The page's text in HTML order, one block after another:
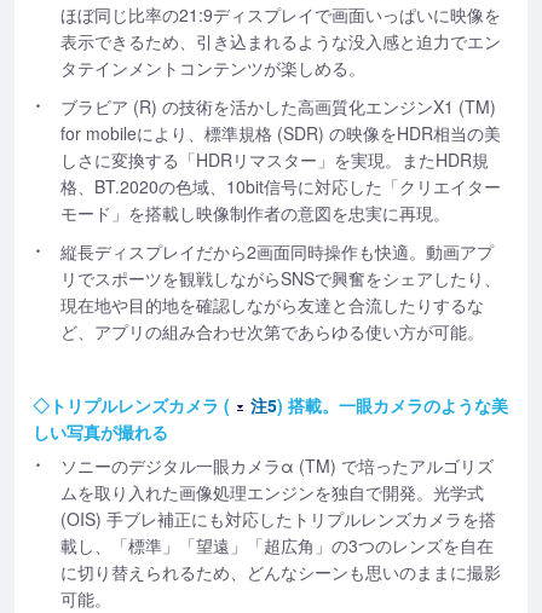
ほぼ同じ比率の21:9ディスプレイで画面いっぱいに映像を
表示できるため、引き込まれるような没入感と迫力でエン
タテインメントコンテンツが楽しめる。
ブラビア (R) の技術を活かした高画質化エンジンX1 (TM)
for mobileにより、標準規格 (SDR) の映像をHDR相当の美
しさに変換する「HDRリマスター」を実現。またHDR規
格、BT.2020の色域、10bit信号に対応した「クリエイター
モード」を搭載し映像制作者の意図を忠実に再現。
縦長ディスプレイだから2画面同時操作も快適。動画アプ
リでスポーツを観戦しながらSNSで興奮をシェアしたり、
現在地や目的地を確認しながら友達と合流したりするな
ど、アプリの組み合わせ次第であらゆる使い方が可能。
◇トリプルレンズカメラ ( 注5) 搭載。一眼カメラのような美
しい写真が撮れる
ソニーのデジタル一眼カメラα (TM) で培ったアルゴリズ
ムを取り入れた画像処理エンジンを独自で開発。光学式
(OIS) 手ブレ補正にも対応したトリプルレンズカメラを搭
載し、「標準」「望遠」「超広角」の3つのレンズを自在
に切り替えられるため、どんなシーンも思いのままに撮影
可能。